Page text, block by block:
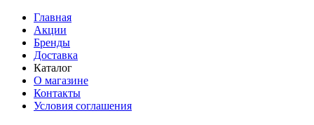
Главная
Акции
Бренды
Доставка
Каталог
О магазине
Контакты
Условия соглашения